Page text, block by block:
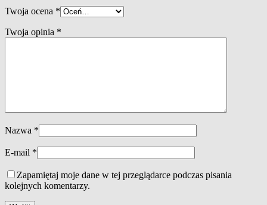
Twoja ocena *
Twoja opinia *
Nazwa *
E-mail *
Zapamiętaj moje dane w tej przeglądarce podczas pisania
kolejnych komentarzy.